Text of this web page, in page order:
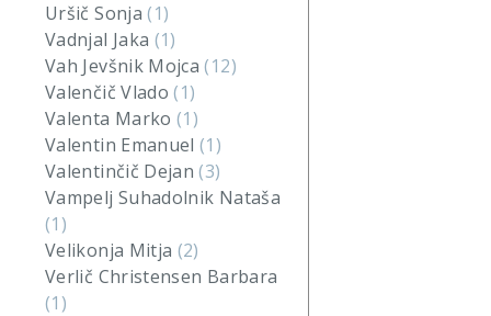
Uršič Sonja(1)
Vadnjal Jaka (1)
Vah Jevšnik Mojca(12)
Valenčič Vlado(1)
Valenta Marko(1)
Valentin Emanuel(1)
Valentinčič Dejan(3)
Vampelj Suhadolnik Nataša
(1)
Velikonja Mitja (2)
Verlič Christensen Barbara
(1)